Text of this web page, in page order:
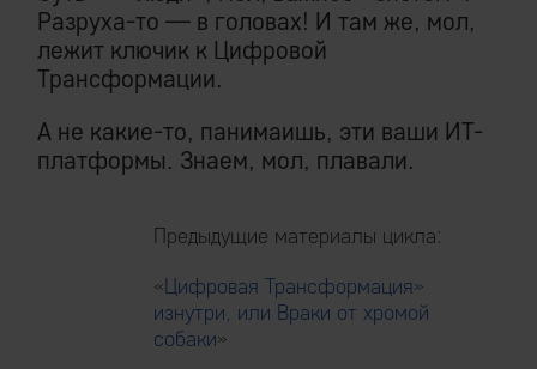
Разруха-то — в головах! И там же, мол,
лежит ключик к Цифровой
Трансформации.
А не какие-то, панимаишь, эти ваши ИТ-
платформы. Знаем, мол, плавали.
Предыдущие материалы цикла:
«Цифровая Трансформация»
изнутри, или Враки от хромой
собаки»